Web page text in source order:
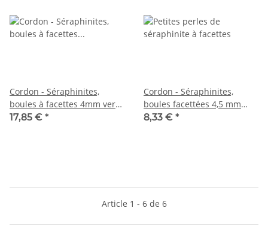
Cordon - Séraphinites,
boules à facettes 4mm vert
mousse, longueur 38,5cm
17,85 € *
Cordon - Séraphinites,
boules facettées 4,5 mm
noir vert, longueur 37,5 cm
8,33 € *
Article 1 - 6 de 6